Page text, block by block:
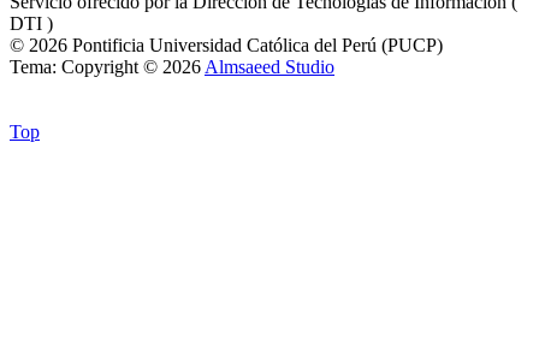
DTI )
© 2026 Pontificia Universidad Católica del Perú (PUCP)
Tema: Copyright © 2026 Almsaeed Studio
Top